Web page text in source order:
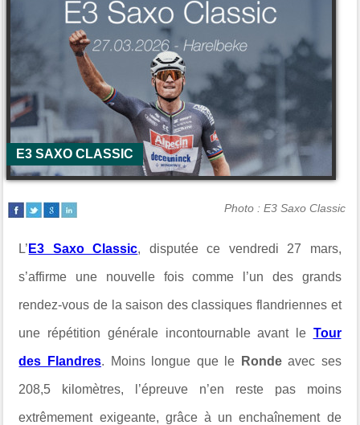
E3 SAXO CLASSIC
Photo : E3 Saxo Classic
L’ E3 Saxo Classic, disputée ce vendredi 27 mars,
s’affirme une nouvelle fois comme l’un des grands
rendez-vous de la saison des classiques flandriennes et
une répétition générale incontournable avant le Tour
des Flandres. Moins longue que le Rondeavec ses
208,5 kilomètres, l’épreuve n’en reste pas moins
extrêmement exigeante, grâce à un enchaînement de